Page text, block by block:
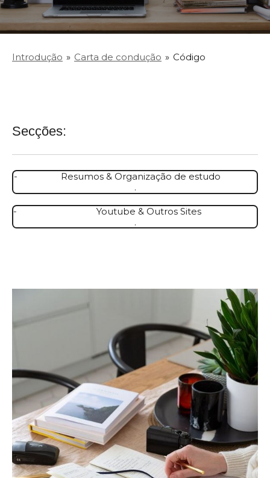
Introdução » Carta de condução » Código
Secções:
- Resumos & Organização de estudo
.
- Youtube & Outros Sites
.